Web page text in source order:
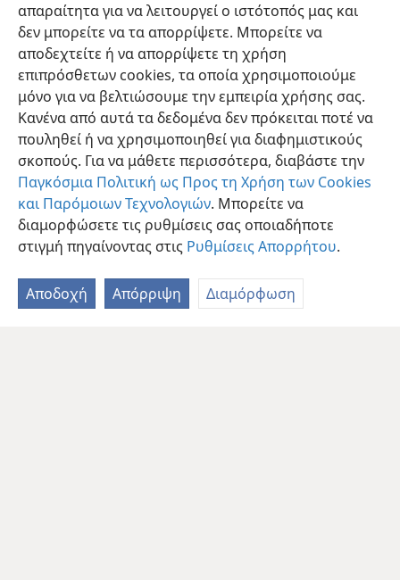
απαραίτητα για να λειτουργεί ο ιστότοπός μας και
δεν μπορείτε να τα απορρίψετε. Μπορείτε να
αποδεχτείτε ή να απορρίψετε τη χρήση
επιπρόσθετων cookies, τα οποία χρησιμοποιούμε
μόνο για να βελτιώσουμε την εμπειρία χρήσης σας.
Κανένα από αυτά τα δεδομένα δεν πρόκειται ποτέ να
πουληθεί ή να χρησιμοποιηθεί για διαφημιστικούς
σκοπούς. Για να μάθετε περισσότερα, διαβάστε την
Παγκόσμια Πολιτική ως Προς τη Χρήση των Cookies
και Παρόμοιων Τεχνολογιών. Μπορείτε να
διαμορφώσετε τις ρυθμίσεις σας οποιαδήποτε
στιγμή πηγαίνοντας στις Ρυθμίσεις Απορρήτου.
Αποδοχή Απόρριψη Διαμόρφωση